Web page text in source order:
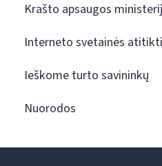
Krašto apsaugos
Interneto svetainės
Ieškome turto savininkų
Nuorodos